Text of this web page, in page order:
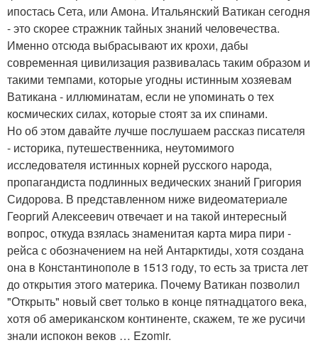
ипостась Сета, или Амона. Итальянский Ватикан сегодня
- это скорее стражник тайных знаний человечества.
Именно отсюда выбрасывают их крохи, дабы
современная цивилизация развивалась таким образом и
такими темпами, которые угодны истинным хозяевам
Ватикана - иллюминатам, если не упоминать о тех
космических силах, которые стоят за их спинами.
Но об этом давайте лучше послушаем рассказ писателя
- историка, путешественника, неутомимого
исследователя истинных корней русского народа,
пропагандиста подлинных ведических знаний Григория
Сидорова. В представленном ниже видеоматериале
Георгий Алексеевич отвечает и на такой интересный
вопрос, откуда взялась знаменитая карта мира пири -
рейса с обозначением на ней Антарктиды, хотя создана
она в Константинополе в 1513 году, то есть за триста лет
до открытия этого материка. Почему Ватикан позволил
"Открыть" новый свет только в конце пятнадцатого века,
хотя об американском континенте, скажем, те же русичи
знали испокон веков … Ezomir.